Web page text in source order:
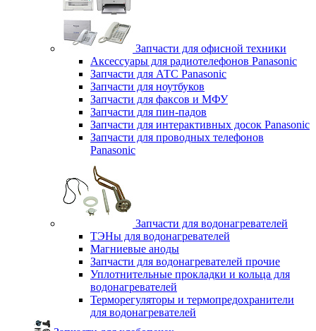
Запчасти для офисной техники
Аксессуары для радиотелефонов Panasonic
Запчасти для АТС Panasonic
Запчасти для ноутбуков
Запчасти для факсов и МФУ
Запчасти для пин-падов
Запчасти для интерактивных досок Panasonic
Запчасти для проводных телефонов
Panasonic
Запчасти для водонагревателей
ТЭНы для водонагревателей
Магниевые аноды
Запчасти для водонагревателей прочие
Уплотнительные прокладки и кольца для
водонагревателей
Терморегуляторы и термопредохранители
для водонагревателей